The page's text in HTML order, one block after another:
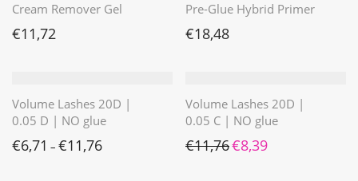
Cream Remover Gel
€11,72
Pre-Glue Hybrid Primer
€18,48
Volume Lashes 20D |
0.05 D | NO glue
€6,71 – €11,76
Volume Lashes 20D |
0.05 C | NO glue
€11,76 Ursprünglicher Preis war:
€8,39Aktueller Preis ist: